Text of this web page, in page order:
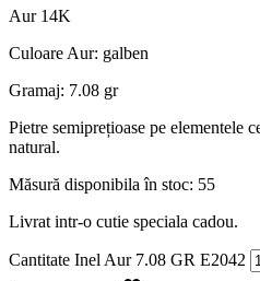
Aur 14K
Culoare Aur: galben
Gramaj: 7.08 gr
Pietre semiprețioase pe elementele
natural.
Măsură disponibila în stoc: 55
Livrat intr-o cutie speciala cadou.
Cantitate Inel Aur 7.08 GR E2042